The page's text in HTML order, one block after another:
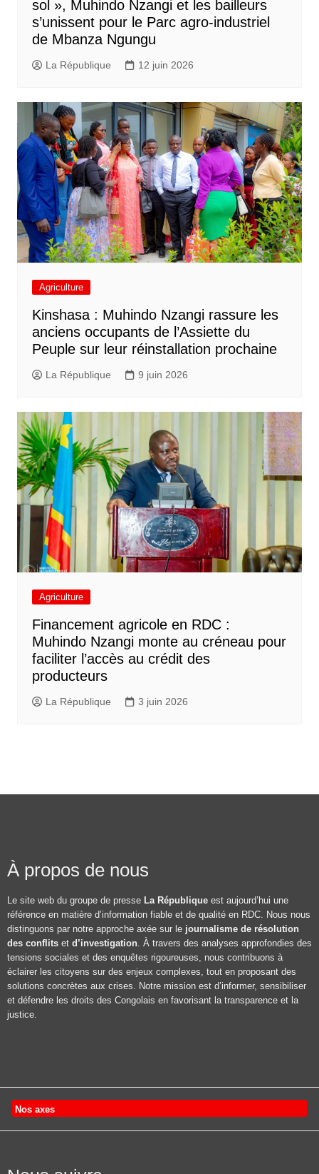
sol », Muhindo Nzangi et les bailleurs
s’unissent pour le Parc agro-industriel
de Mbanza Ngungu
La République 12 juin 2026
Agriculture
Kinshasa : Muhindo Nzangi rassure les
anciens occupants de l’Assiette du
Peuple sur leur réinstallation prochaine
La République 9 juin 2026
Agriculture
Financement agricole en RDC :
Muhindo Nzangi monte au créneau pour
faciliter l’accès au crédit des
producteurs
La République 3 juin 2026
À propos de nous
Le site web du groupe de presse La République est aujourd’hui une
référence en matière d’information fiable et de qualité en RDC. Nous nous
distinguons par notre approche axée sur le journalisme de résolution
des conflits et d’investigation . À travers des analyses approfondies des
tensions sociales et des enquêtes rigoureuses, nous contribuons à
éclairer les citoyens sur des enjeux complexes, tout en proposant des
solutions concrètes aux crises. Notre mission est d’informer, sensibiliser
et défendre les droits des Congolais en favorisant la transparence et la
justice.
Nos axes